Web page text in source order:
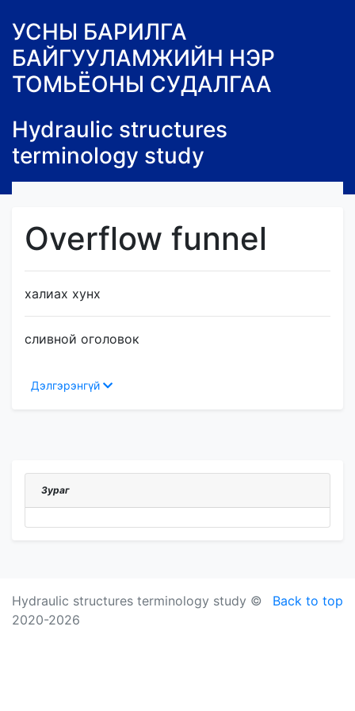
УСНЫ БАРИЛГА
БАЙГУУЛАМЖИЙН НЭР
ТОМЬЁОНЫ СУДАЛГАА
Hydraulic structures
terminology study
Overflow funnel
халиах хунх
сливной оголовок
Дэлгэрэнгүй
Зураг
Back to top
Hydraulic structures terminology study ©
2020-2026